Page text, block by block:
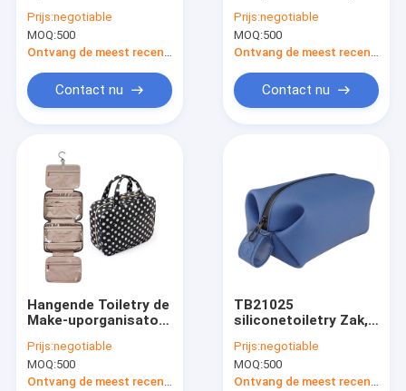
Kosmetische Reis de
Reistoiletry Grote
Zak voor Meisje
Prijs:negotiable
MOQ:500
Contact nu
Mannen en de
Vrouwen maken
Douchezak
Prijs:negotiable
MOQ:500
Contact nu
Hangende Toiletry de
Make-uporganisator
Resistant Fabric
Travel van de Make-
upzak
Prijs:negotiable
MOQ:500
Ontvang de meest recente Prijs
TB21025
siliconetoiletry Zak,
scheren
Prijs:negotiable
MOQ:500
Ontvang de meest recente Prijs